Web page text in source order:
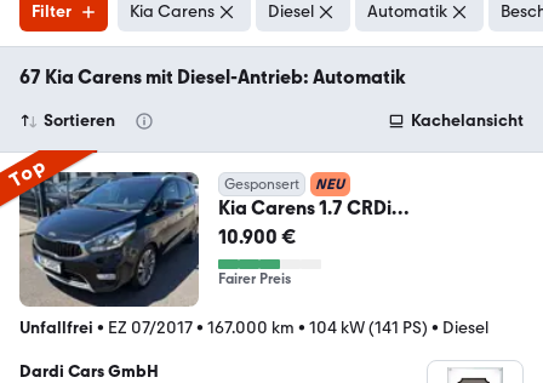
Filter Kia Carens Diesel Automatik
67 Kia Carens mit Diesel-Antrieb: Automatik
Sortieren Kachelansicht
Top Gesponsert NEU
Kia Carens 1.7 CRDi
Aut./Navi+Camera/Panorama/7P
/AHK
10.900 €
Fairer Preis
Unfallfrei • EZ 07/2017• 167.000 km • 104 kW (141 PS) • Diesel
Dardi Cars GmbH